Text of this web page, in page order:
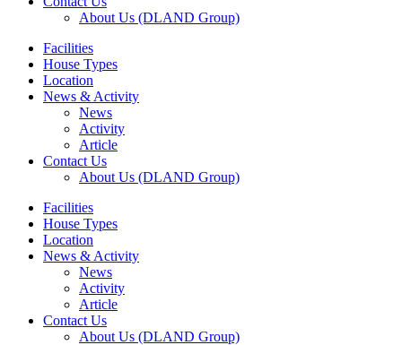
About Us (DLAND Group)
Facilities
House Types
Location
News & Activity
News
Activity
Article
Contact Us
About Us (DLAND Group)
Facilities
House Types
Location
News & Activity
News
Activity
Article
Contact Us
About Us (DLAND Group)